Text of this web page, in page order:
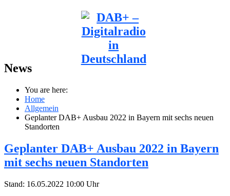
News
You are here:
Home
Allgemein
Geplanter DAB+ Ausbau 2022 in Bayern mit sechs neuen
Standorten
Geplanter DAB+ Ausbau 2022 in Bayern
mit sechs neuen Standorten
Stand: 16.05.2022 10:00 Uhr